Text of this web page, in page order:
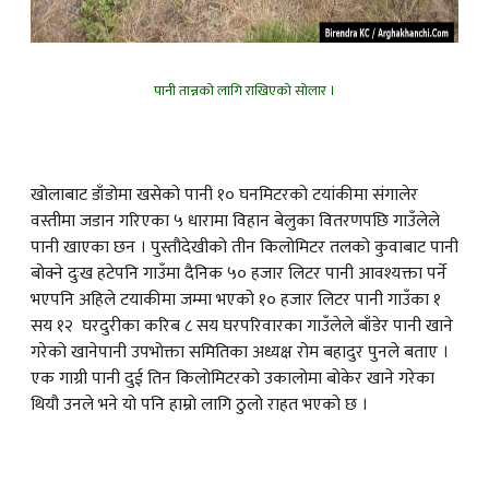
पानी तान्नको लागि राखिएको सोलार ।
खोलाबाट डाँडोमा खसेको पानी १० घनमिटरको टयांकीमा संगालेर
वस्तीमा जडान गरिएका ५ धारामा विहान बेलुका वितरणपछि गाउँलेले
पानी खाएका छन । पुस्तौदेखीको तीन किलोमिटर तलको कुवाबाट पानी
बोक्ने दुःख हटेपनि गाउँमा दैनिक ५० हजार लिटर पानी आवश्यक्ता पर्ने
भएपनि अहिले टयाकीमा जम्मा भएको १० हजार लिटर पानी गाउँका १
सय १२ घरदुरीका करिब ८ सय घरपरिवारका गाउँलेले बाँडेर पानी खाने
गरेको खानेपानी उपभोक्ता समितिका अध्यक्ष रोम बहादुर पुनले बताए ।
एक गाग्री पानी दुई तिन किलोमिटरको उकालोमा बोकेर खाने गरेका
थियौ उनले भने यो पनि हाम्रो लागि ठुलो राहत भएको छ ।